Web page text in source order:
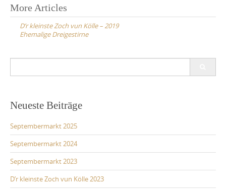
Post
navigation
More Articles
D’r kleinste Zoch vun Kölle – 2019
Ehemalige Dreigestirne
Neueste Beiträge
Septembermarkt 2025
Septembermarkt 2024
Septembermarkt 2023
D’r kleinste Zoch vun Kölle 2023